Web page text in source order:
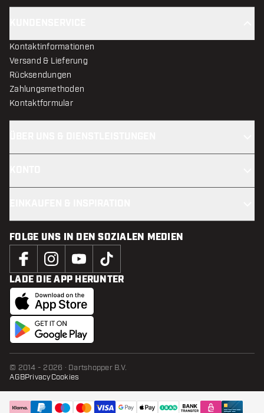
Kontaktinformationen
Versand & Lieferung
Rücksendungen
Zahlungsmethoden
Kontaktformular
FOLGE UNS IN DEN SOZIALEN MEDIEN
LADE DIE APP HERUNTER
© 2014 - 2026 · Dartshopper B.V.
AGBPrivacyCookies